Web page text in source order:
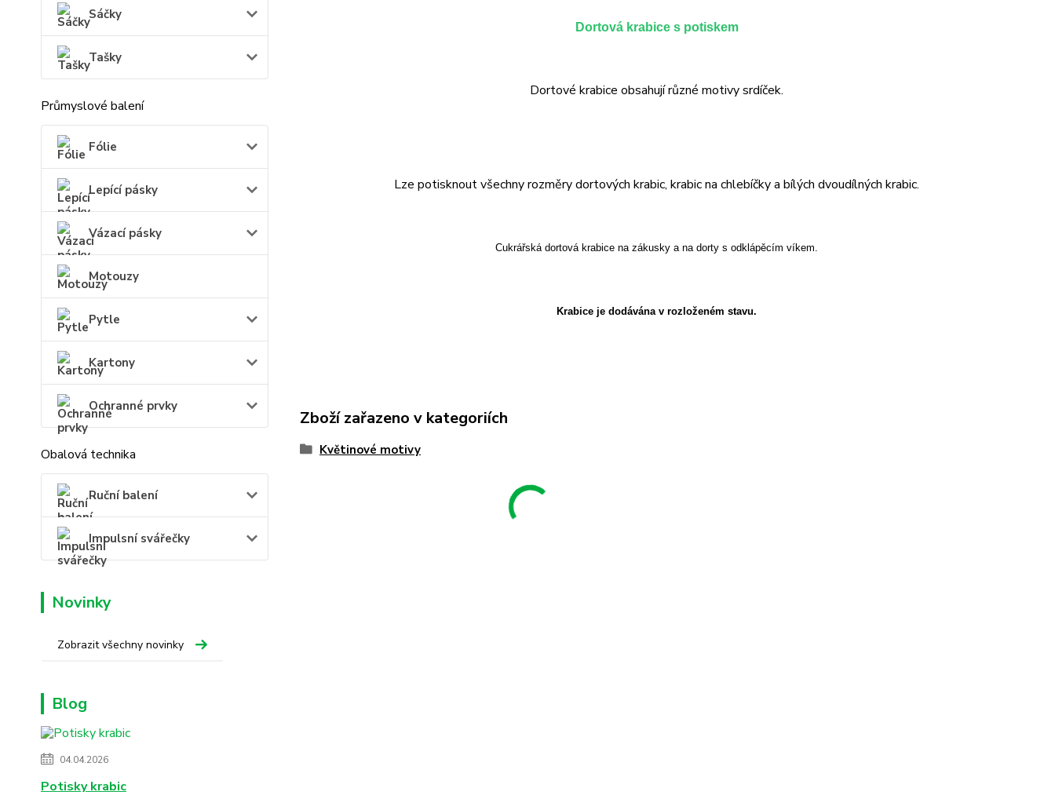
Sáčky
Tašky
Průmyslové balení
Fólie
Lepící pásky
Vázací pásky
Motouzy
Pytle
Kartony
Ochranné prvky
Obalová technika
Ruční balení
Impulsní svářečky
Novinky
Zobrazit všechny novinky
Blog
04.04.2026
Potisky krabic
Dortová krabice s potiskem
Dortové krabice obsahují různé motivy srdíček.
Lze potisknout všechny rozměry dortových krabic, krabic na chlebíčky a bílých dvoudílných krabic.
Cukrářská dortová krabice na zákusky a na dorty s odklápěcím víkem.
Krabice je dodávána v rozloženém stavu.
Zboží zařazeno v kategoriích
Květinové motivy